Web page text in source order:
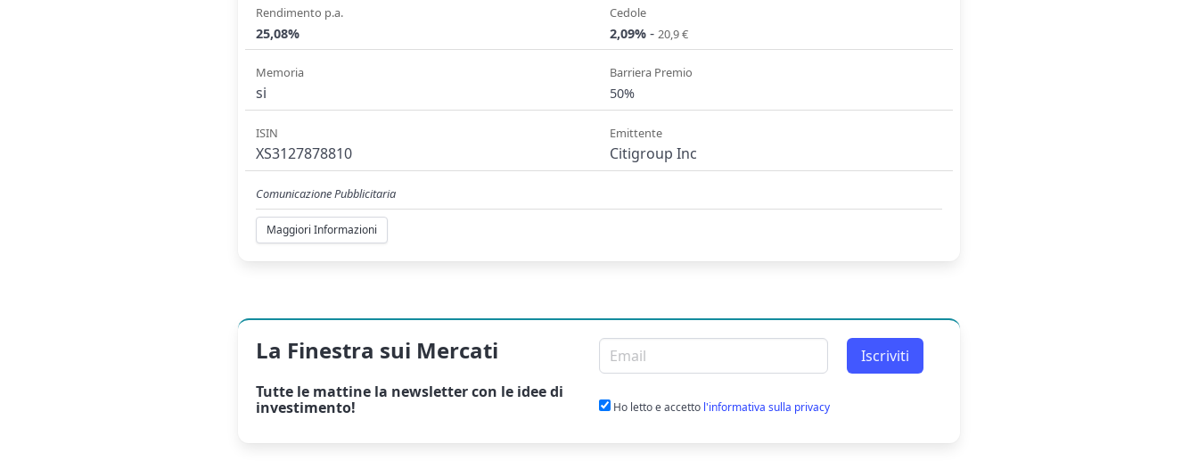
Rendimento p.a.
25,08%
Cedole
2,09% - 20,9 €
Memoria
si
Barriera Premio
50%
ISIN
XS3127878810
Emittente
Citigroup Inc
Comunicazione Pubblicitaria
Maggiori Informazioni
La Finestra sui Mercati
Tutte le mattine la newslettercon le idee di
investimento!
Email per newsletter Iscriviti
Ho letto e accetto l'informativa sulla privacy